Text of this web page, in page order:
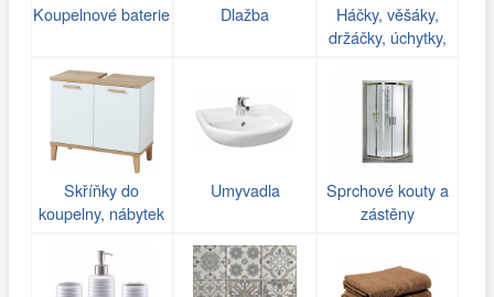
Koupelnové baterie Dlažba
Háčky, věšáky,
držáčky, úchytky,
Skříňky do
koupelny, nábytek
Umyvadla
Sprchové kouty a
zástěny